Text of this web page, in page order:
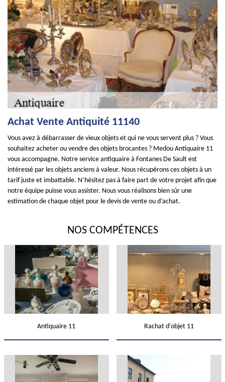
Achat Vente Antiquité 11140
Vous avez à débarrasser de vieux objets et qui ne vous servent plus ? Vous
souhaitez acheter ou vendre des objets brocantes ? Medou Antiquaire 11
vous accompagne. Notre service antiquaire à Fontanes De Sault est
intéressé par les objets anciens à valeur. Nous récupérons ces objets à un
tarif juste et imbattable. N’hésitez pas à faire part de votre projet afin que
notre équipe puisse vous assister. Nous vous réalisons bien sûr une
estimation de chaque objet pour le devis de vente ou d’achat.
NOS COMPÉTENCES
Antiquaire 11 Rachat d'objet 11